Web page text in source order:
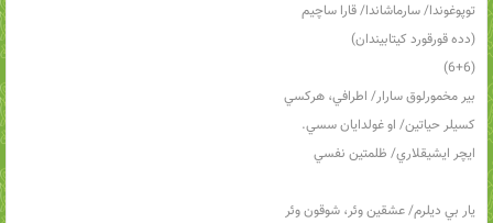
توپوغوندا/ سارماشاندا/ قارا ساچيم
(دده قورقورد کيتابيندان)
(6+6)
بير مخمورلوق سارار/ اطرافي، هرکسي
کسيلر حياتين/ او غولدايان سسي.
ايچر ايشيقلاري/ ظلمتين نفسي
يار بي ديلرم/ عشقين وئر، شوقون وئر